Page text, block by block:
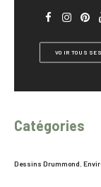
VOIR TOUS
Catégories
Dessins Drummond,